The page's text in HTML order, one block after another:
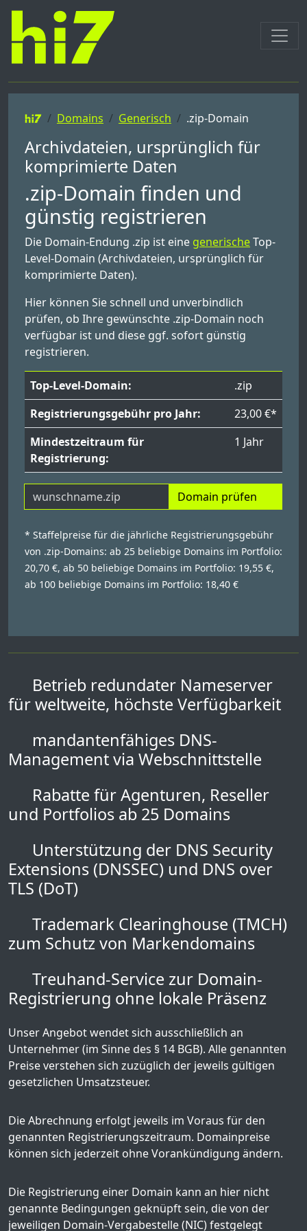
Domains Generisch .zip-Domain
Archivdateien, ursprünglich für
komprimierte Daten
.zip-Domain finden und
günstig registrieren
Die Domain-Endung .zip ist eine generischeTop-
Level-Domain (Archivdateien, ursprünglich für
komprimierte Daten).
Hier können Sie schnell und unverbindlich
prüfen, ob Ihre gewünschte .zip-Domain noch
verfügbar ist und diese ggf. sofort günstig
registrieren.
Top-Level-Domain:
.zip
Registrierungsgebühr pro Jahr:
23,00 €*
Mindestzeitraum für
Registrierung:
1 Jahr
Domain prüfen
* Staffelpreise für die jährliche Registrierungsgebühr
von .zip-Domains: ab 25 beliebige Domains im Portfolio:
20,70 €, ab 50 beliebige Domains im Portfolio: 19,55 €,
ab 100 beliebige Domains im Portfolio: 18,40 €
Betrieb redundater Nameserver
für weltweite, höchste Verfügbarkeit
mandantenfähiges DNS-
Management via Webschnittstelle
Rabatte für Agenturen, Reseller
und Portfolios ab 25 Domains
Unterstützung der DNS Security
Extensions (DNSSEC) und DNS over
TLS (DoT)
Trademark Clearinghouse (TMCH)
zum Schutz von Markendomains
Treuhand-Service zur Domain-
Registrierung ohne lokale Präsenz
Unser Angebot wendet sich ausschließlich an
Unternehmer (im Sinne des § 14 BGB). Alle genannten
Preise verstehen sich zuzüglich der jeweils gültigen
gesetzlichen Umsatzsteuer.
Die Abrechnung erfolgt jeweils im Voraus für den
genannten Registrierungszeitraum. Domainpreise
können sich jederzeit ohne Vorankündigung ändern.
Die Registrierung einer Domain kann an hier nicht
genannte Bedingungen geknüpft sein, die von der
jeweiligen Domain-Vergabestelle (NIC) festgelegt